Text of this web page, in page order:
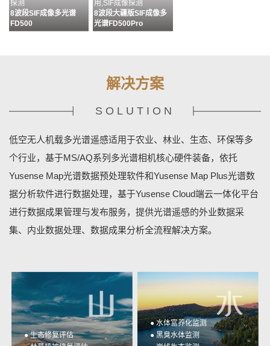
探测
8波段SIF成像多光谱
FD500
用,SIF成像探测
8波段大疆版SIF成像多
光谱FD500Pro
数据预处理软件MAP
数据分析软件MAPPLUS
地基终端控制软件
YUSENSENET
展示
光谱数据展示平台
YUSENSEVIEWER
YUSENSESDK
解决方案
SOLUTION
低空无人机载多光谱遥感适用于农业、林业、生态、环保等多
个行业，基于MS/AQ系列多光谱相机核心硬件装备，依托
Yusense Map光谱数据预处理软件和Yusense Map Plus光谱数
据分析软件进行数据处理，基于Yusense Cloud端云一体化平台
进行数据成果管理与发布服务，提供光谱遥感的外业数据采
集、内业数据处理、数据成果分析全流程解决方案。
● 生态修复评估
● 水体富养化监测
● 黑臭水体监测